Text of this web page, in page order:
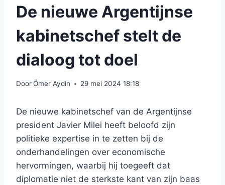
De nieuwe Argentijnse
kabinetschef stelt de
dialoog tot doel
DoorÖmer Aydin 29 mei 2024 18:18
De nieuwe kabinetschef van de Argentijnse
president Javier Milei heeft beloofd zijn
politieke expertise in te zetten bij de
onderhandelingen over economische
hervormingen, waarbij hij toegeeft dat
diplomatie niet de sterkste kant van zijn baas